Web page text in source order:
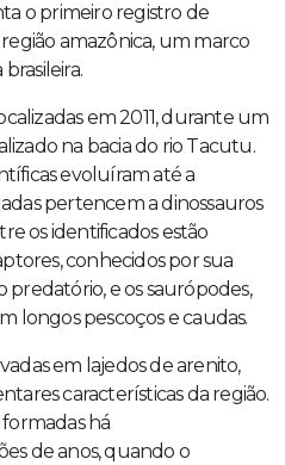
o primeiro registro de
amazônica, um marco
em 2011, durante um
na bacia do rio Tacutu.
evoluíram até a
pertencem a dinossauros
os identificados estão
conhecidos por sua
e os saurópodes,
longos pescoços e caudas.
em lajedos de arenito,
características da região.
há
de anos, quando o